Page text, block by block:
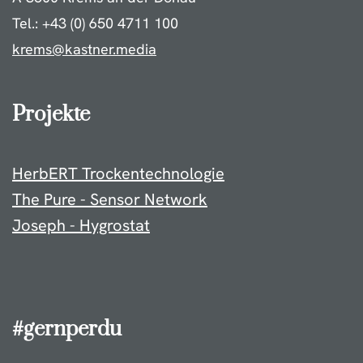
Tel.: +43 (0) 650 4711 100
krems@kastner.media
Projekte
HerbERT Trockentechnologie
The Pure - Sensor Network
Joseph - Hygrostat
#gernperdu